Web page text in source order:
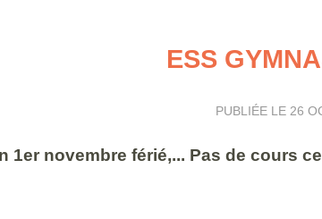
ESS
PUBLIÉE LE 26
1er novembre férié,... Pas de cours